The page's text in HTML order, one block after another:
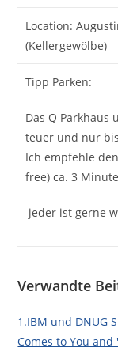
Location:
(Kellergewölbe)
Tipp Parken:
Das Q
teuer und nur
Ich empfehle
free) ca. 3
jeder ist gerne
Verwandte
1.IBM und DNUG
Comes to You and